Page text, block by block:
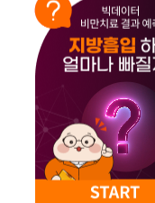
생애의
업하고
그런데
고자
이 그